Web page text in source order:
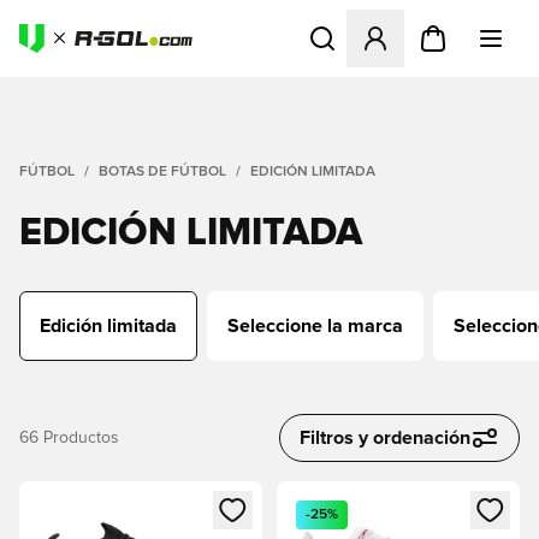
Abre un modal para iniciar
FÚTBOL BOTAS DE FÚTBOL EDICIÓN LIMITADA
EDICIÓN LIMITADA
Edición limitada Seleccione la marca
66 Productos Filtros y ordenación
Abre un modal para iniciar sesión o registrarse como
Abre un modal para iniciar
-25%